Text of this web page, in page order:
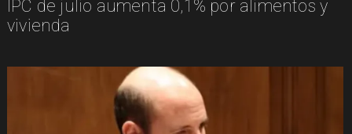
IPC de julio aumenta 0,1% por alimentos y
vivienda